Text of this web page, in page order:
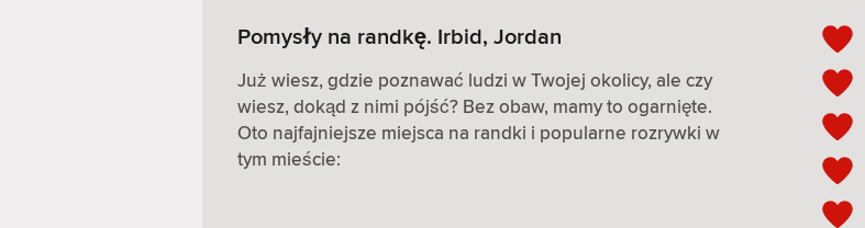
Pomysły na randkę. Irbid, Jordan
Już wiesz, gdzie poznawać ludzi w Twojej okolicy, ale czy
wiesz, dokąd z nimi pójść? Bez obaw, mamy to ogarnięte.
Oto najfajniejsze miejsca na randki i popularne rozrywki w
tym mieście: